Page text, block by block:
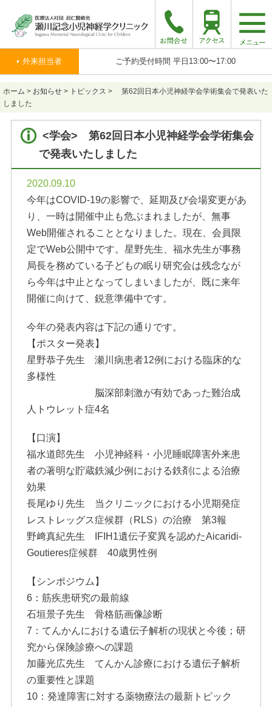
外来担当者 ご予約受付時間 平日13:00〜17:00
ホーム > お知らせ > トピックス >
第62回日本小児神経学会学術集会で発表いた
しました
<学会> 第62回日本小児神経学会学術集会
で発表いたしました
2020.09.10
今年はCOVID-19の影響で、延期及び会場変更があ
り、一時は開催中止も危ぶまれましたが、無事
Web開催されることとなりました。現在、会員限
定でWeb公開中です。星野先生、福水先生が事務
局長を務めている子どもの眠り研究会は残念なが
ら今年は中止となってしまいましたが、既に来年
開催に向けて、鋭意準備中です。
今年の発表内容は下記の通りです。
【ポスター発表】
星野恭子先生 瀬川病患者12例における臨床的な
多様性
脳深部刺激が有効であった難治成
人トウレット症4名
【口演】
福水道郎先生 小児神経科・小児睡眠障害外来患
者の著明な貯蔵鉄減少例における鉄剤による治療
効果
長尾ゆり先生 当クリニックにおける小児期発症
レストレッグス症候群（RLS）の治療 第3報
野﨑真紀先生 IFIH1遺伝子変異を認めたAicaridi-
Goutieres症候群 40歳男性例
【シンポジウム】
6：筋疾患研究の最前線
石垣景子先生 骨格筋画像診断
7：てんかんにおける遺伝子解析の現状と今後；研
究から保険診療への課題
加藤光広先生 てんかん診療における遺伝子解析
の重要性と課題
10：発達障害に対する薬物療法の最新トピック